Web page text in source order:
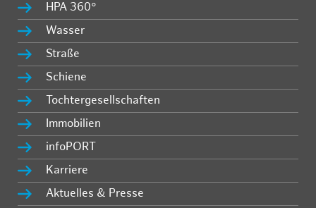
HPA 360°
Wasser
Straße
Schiene
Tochtergesellschaften
Immobilien
infoPORT
Karriere
Aktuelles & Presse